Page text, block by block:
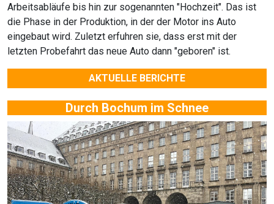
Arbeitsabläufe bis hin zur sogenannten "Hochzeit". Das ist
die Phase in der Produktion, in der der Motor ins Auto
eingebaut wird. Zuletzt erfuhren sie, dass erst mit der
letzten Probefahrt das neue Auto dann "geboren" ist.
AKTUELLE BERICHTE
Durch Bochum im Schnee